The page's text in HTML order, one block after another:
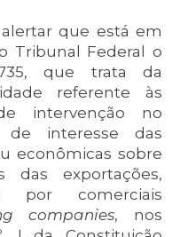
que está em
Tribunal Federal o
que trata da
referente às
intervenção no
interesse das
econômicas sobre
das exportações,
por comerciais
companies, nos